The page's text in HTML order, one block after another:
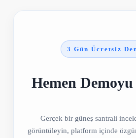
3 Gün Ücretsiz
Hemen Demoyu
Gerçek bir güneş santrali
görüntüleyin, platform içinde